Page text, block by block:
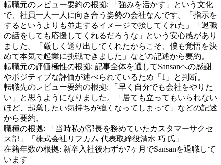
転職元のレビュー要約の根拠:
「強みを活かす」という文化
で、社員一人一人に向き合う姿勢の会社なんです。「指示を
するというよりも並走するイメージで接してくれた」「退職
の話をしても応援してくれるだろうな」という安心感があり
ました。「厳しく送り出してくれたからこそ、僕も覚悟を決
めて本気で起業に挑戦できました」などの記述から要約。
転職元の評価極性の根拠: 記事全体を通してSansanへの感謝
やポジティブな評価が述べられているため「1」と判断。
転職先のレビュー要約の根拠:
「早く自分でも会社をやりた
い」と思うようになりました。「居ても立ってもいられない
ほど、起業したい気持ちが強くなってしまって」などの記述
から要約。
職種の根拠:
「当時私が部長を務めていたカスタマーサクセ
ス部」「株式会社リフカム 代表取締役清水 巧 氏」
在籍年数の根拠: 新卒入社後わずか7ヶ月でSansanを退職して
います